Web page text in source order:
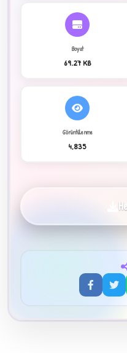
Boyut
69.27 KB
Görüntülenme
4,835